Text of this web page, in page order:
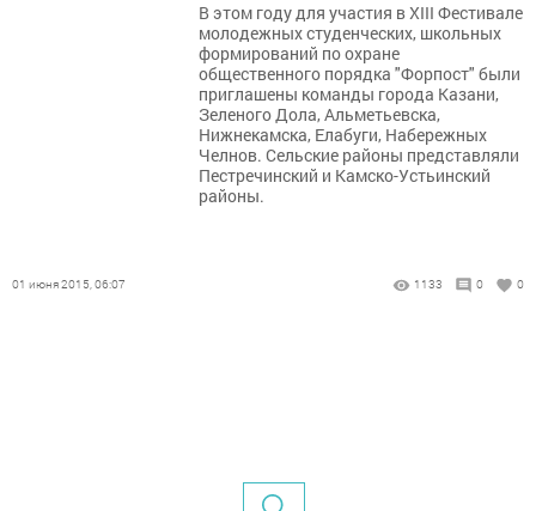
В этом году для участия в ХIII Фестивале
молодежных студенческих, школьных
формирований по охране
общественного порядка "Форпост" были
приглашены команды города Казани,
Зеленого Дола, Альметьевска,
Нижнекамска, Елабуги, Набережных
Челнов. Сельские районы представляли
Пестречинский и Камско-Устьинский
районы.
01 июня 2015, 06:07 1133 0 0